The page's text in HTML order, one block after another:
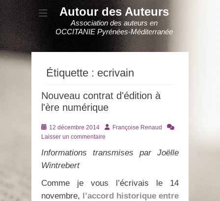
Autour des Auteurs
Association des auteurs en
OCCITANIE Pyrénées-Méditerranée
Étiquette : ecrivain
Nouveau contrat d'édition à
l'ère numérique
Posté
le
12 décembre 2014 AuteurFrançoise Renaud
Laisser un commentaire
Informations transmises par Joëlle
Wintrebert
Comme je vous l’écrivais le 14
novembre, l’accord historique entre